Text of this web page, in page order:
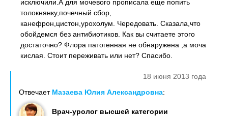
исключили.А для мочевого прописала еще попить
толокнянку,почечный сбор,
канефрон,цистон,урохолум. Чередовать. Сказала,что
обойдемся без антибиотиков. Как вы считаете этого
достаточно? Флора патогенная не обнаружена ,а моча
кислая. Стоит переживать или нет? Спасибо.
18 июня 2013 года
Отвечает Мазаева Юлия Александровна:
Врач-уролог высшей категории